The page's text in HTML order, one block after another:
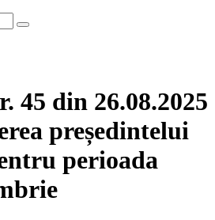
45 din 26.08.2025
președintelui
perioada